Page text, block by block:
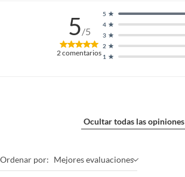
5/5
2comentarios 1
2
3
4
5
Ocultar todas las opiniones
Ordenar por: Mejores evaluaciones